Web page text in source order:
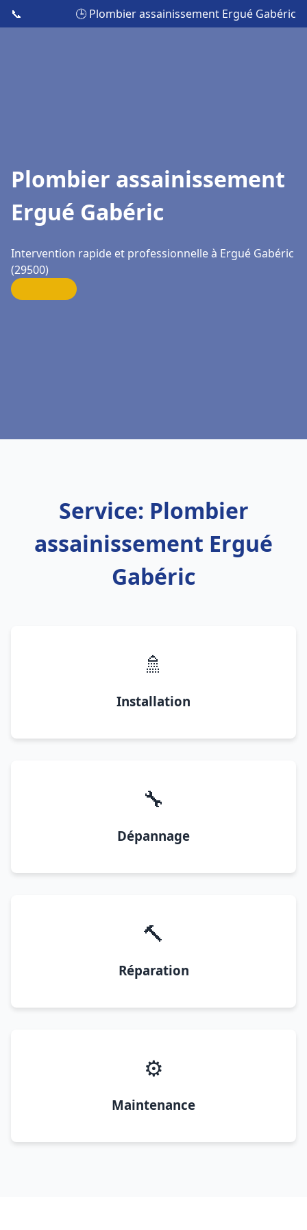
📞 🕒 Plombier assainissement Ergué Gabéric
Plombier assainissement
Ergué Gabéric
Intervention rapide et professionnelle à Ergué Gabéric
(29500)
Service: Plombier
assainissement Ergué
Gabéric
🚿
Installation
🔧
Dépannage
🔨
Réparation
⚙️
Maintenance